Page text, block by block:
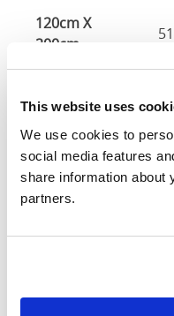
This website uses
We use cookies to
social media features
share information about
partners.
120cm X
200cm
200cm
59"
160cm X
200cm
200cm
materasso richiesta